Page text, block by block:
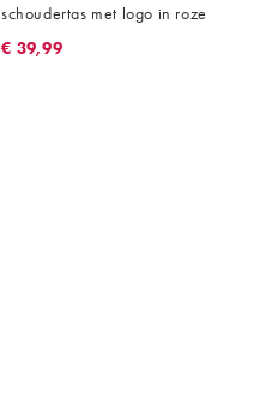
schoudertas met logo in roze
€ 39,99